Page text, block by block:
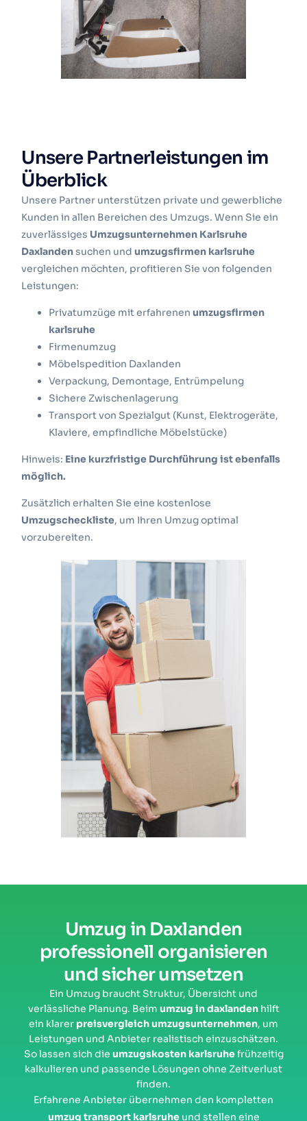
Unsere Partnerleistungen im
Überblick
Unsere Partner unterstützen private und gewerbliche
Kunden in allen Bereichen des Umzugs. Wenn Sie ein
zuverlässiges Umzugsunternehmen Karlsruhe
Daxlandensuchen undumzugsfirmen karlsruhe
vergleichen möchten, profitieren Sie von folgenden
Leistungen:
Privatumzüge mit erfahrenenumzugsfirmen
karlsruhe
Firmenumzug
Möbelspedition Daxlanden
Verpackung, Demontage, Entrümpelung
Sichere Zwischenlagerung
Transport von Spezialgut (Kunst, Elektrogeräte,
Klaviere, empfindliche Möbelstücke)
Hinweis: Eine kurzfristige Durchführung ist ebenfalls
möglich.
Zusätzlich erhalten Sie eine kostenlose
Umzugscheckliste, um Ihren Umzug optimal
vorzubereiten.
Umzug in Daxlanden
professionell organisieren
und sicher umsetzen
Ein Umzug braucht Struktur, Übersicht und
verlässliche Planung. Beim umzug in daxlandenhilft
ein klarer preisvergleich umzugsunternehmen, um
Leistungen und Anbieter realistisch einzuschätzen.
So lassen sich die umzugskosten karlsruhefrühzeitig
kalkulieren und passende Lösungen ohne Zeitverlust
finden.
Erfahrene Anbieter übernehmen den kompletten
umzug transport karlsruheund stellen eine